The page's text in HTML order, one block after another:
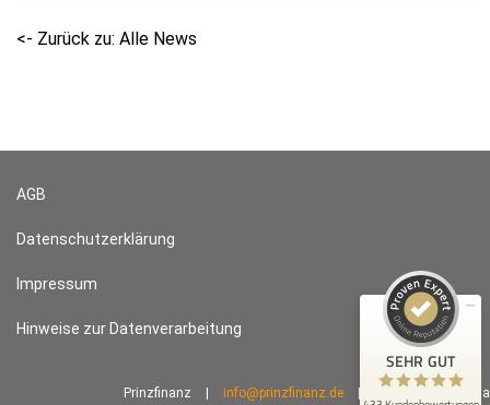
<- Zurück zu: Alle News
AGB
Datenschutzerklärung
Impressum
Hinweise zur Datenverarbeitung
Prinzfinanz info@prinzfinanz.de 2024 © plehn media
SEHR GUT
334
Bewertungen auf
ProvenExpert.com
Bewertungen von 1
Blick aufs ProvenExpert-Profil werfen